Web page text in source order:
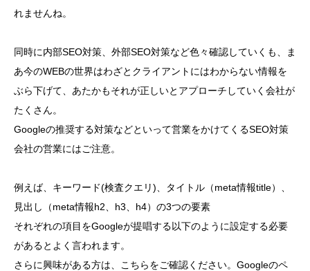
れませんね。
同時に内部SEO対策、外部SEO対策など色々確認していくも、ま
あ今のWEBの世界はわざとクライアントにはわからない情報を
ぶら下げて、あたかもそれが正しいとアプローチしていく会社が
たくさん。
Googleの推奨する対策などといって営業をかけてくるSEO対策
会社の営業にはご注意。
例えば、キーワード(検査クエリ)、タイトル（meta情報title）、
見出し（meta情報h2、h3、h4）の3つの要素
それぞれの項目をGoogleが提唱する以下のように設定する必要
があるとよく言われます。
さらに興味がある方は、こちらをご確認ください。Googleのペ